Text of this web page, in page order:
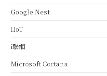
Google Nest
IIoT
i聯網
Microsoft Cortana